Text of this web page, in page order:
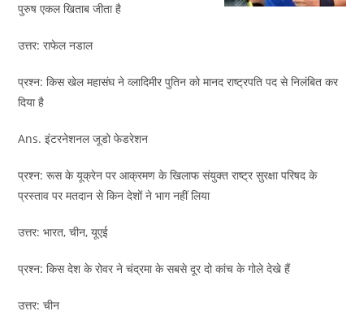
पुरुष एकल खिताब जीता है
उत्तर: राफेल नडाल
प्रश्न: किस खेल महासंघ ने व्लादिमीर पुतिन को मानद राष्ट्रपति पद से निलंबित कर
दिया है
Ans. इंटरनेशनल जूडो फेडरेशन
प्रश्न: रूस के यूक्रेन पर आक्रमण के खिलाफ संयुक्त राष्ट्र सुरक्षा परिषद के
प्रस्ताव पर मतदान से किन देशों ने भाग नहीं लिया
उत्तर: भारत, चीन, यूएई
प्रश्न: किस देश के रोवर ने चंद्रमा के सबसे दूर दो कांच के गोले देखे हैं
उत्तर: चीन